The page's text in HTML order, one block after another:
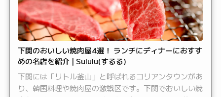
下関のおいしい焼肉屋4選！ ランチにディナーにおすす
めの名店を紹介 | Sululu(するる)
下関には「リトル釜山」と呼ばれるコリアンタウンがあ
り、韓国料理や焼肉屋の激戦区です。下関でおいしい焼